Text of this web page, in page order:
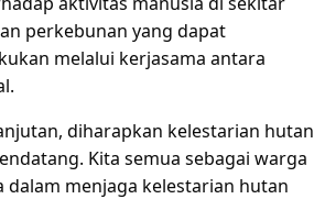
perkebunan yang dapat
melalui kerjasama antara
diharapkan kelestarian hutan
Kita semua sebagai warga
menjaga kelestarian hutan